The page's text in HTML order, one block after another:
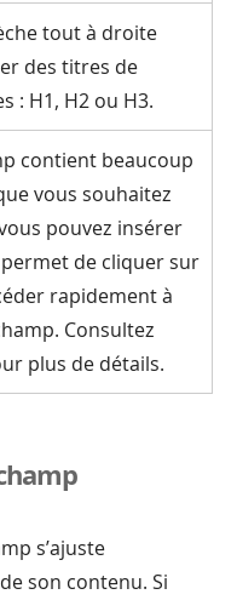
tout à droite
des titres de
: H1, H2 ou H3.
contient beaucoup
vous souhaitez
pouvez insérer
de cliquer sur
rapidement à
Consultez
plus de détails.
s’ajuste
son contenu. Si